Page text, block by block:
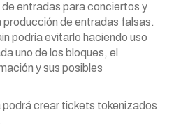
entradas para conciertos y
producción de entradas falsas.
podría evitarlo haciendo uso
uno de los bloques, el
y sus posibles
crear tickets tokenizados